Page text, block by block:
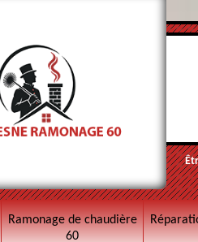
Ramonage de chaudière
60